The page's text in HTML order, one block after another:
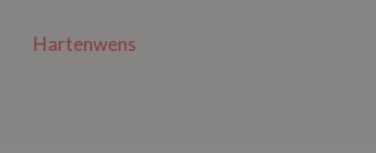
Hartenwens